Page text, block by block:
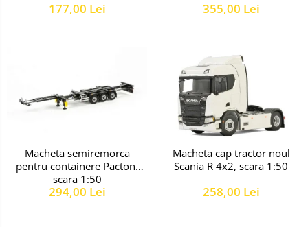
177,00 Lei 355,00 Lei
Macheta semiremorca
pentru containere Pacton,
scara 1:50
294,00 Lei
Macheta cap tractor noul
Scania R 4x2, scara 1:50
258,00 Lei